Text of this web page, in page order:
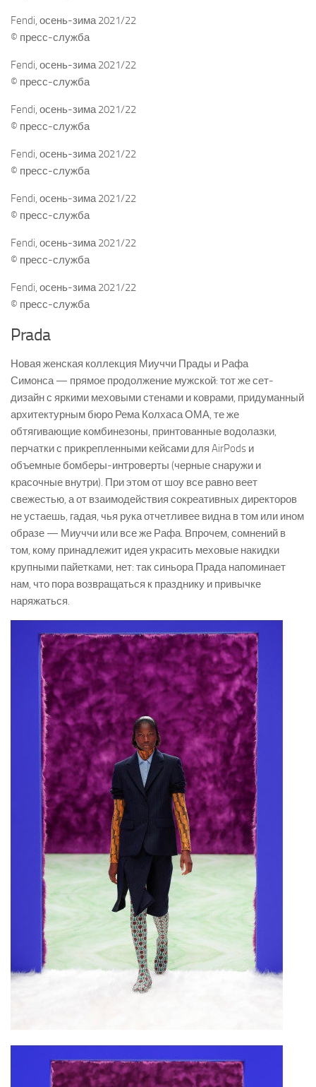
Fendi, осень-зима 2021/22
© пресс-служба
Fendi, осень-зима 2021/22
© пресс-служба
Fendi, осень-зима 2021/22
© пресс-служба
Fendi, осень-зима 2021/22
© пресс-служба
Fendi, осень-зима 2021/22
© пресс-служба
Fendi, осень-зима 2021/22
© пресс-служба
Fendi, осень-зима 2021/22
© пресс-служба
Prada
Новая женская коллекция Миуччи Прады и Рафа
Симонса — прямое продолжение мужской: тот же сет-
дизайн с яркими меховыми стенами и коврами, придуманный
архитектурным бюро Рема Колхаса ОМА, те же
обтягивающие комбинезоны, принтованные водолазки,
перчатки с прикрепленными кейсами для AirPods и
объемные бомберы-интроверты (черные снаружи и
красочные внутри). При этом от шоу все равно веет
свежестью, а от взаимодействия сокреативных директоров
не устаешь, гадая, чья рука отчетливее видна в том или ином
образе — Миуччи или все же Рафа. Впрочем, сомнений в
том, кому принадлежит идея украсить меховые накидки
крупными пайетками, нет: так синьора Прада напоминает
нам, что пора возвращаться к празднику и привычке
наряжаться.